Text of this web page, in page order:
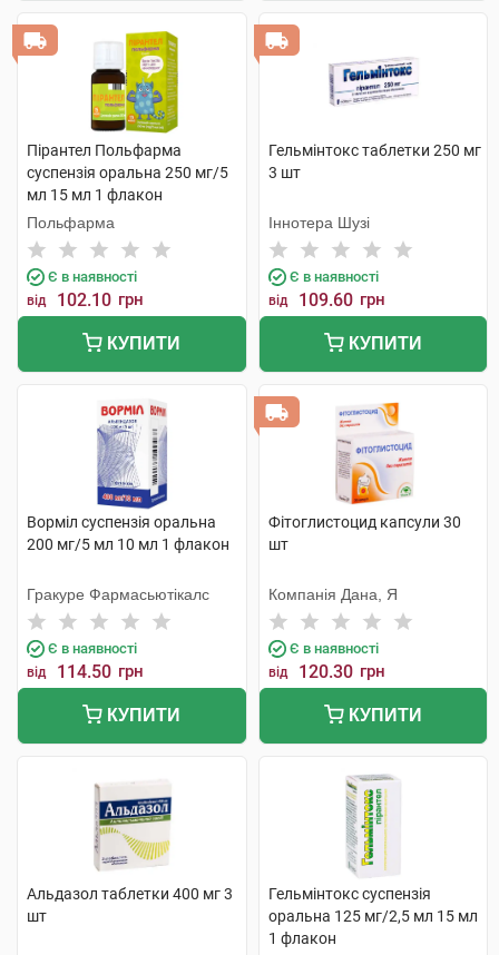
Пірантел Польфарма
суспензія оральна 250 мг/5
мл 15 мл 1 флакон
Польфарма
Є в наявності
від 102.10 грн
КУПИТИ
Гельмінтокс таблетки 250 мг
3 шт
Іннотера Шузі
Є в наявності
від 109.60 грн
КУПИТИ
Ворміл суспензія оральна
200 мг/5 мл 10 мл 1 флакон
Гракуре Фармасьютікалс
Є в наявності
від 114.50 грн
КУПИТИ
Фітоглистоцид капсули 30
шт
Компанія Дана, Я
Є в наявності
від 120.30 грн
КУПИТИ
Альдазол таблетки 400 мг 3
шт
Гельмінтокс суспензія
оральна 125 мг/2,5 мл 15 мл
1 флакон